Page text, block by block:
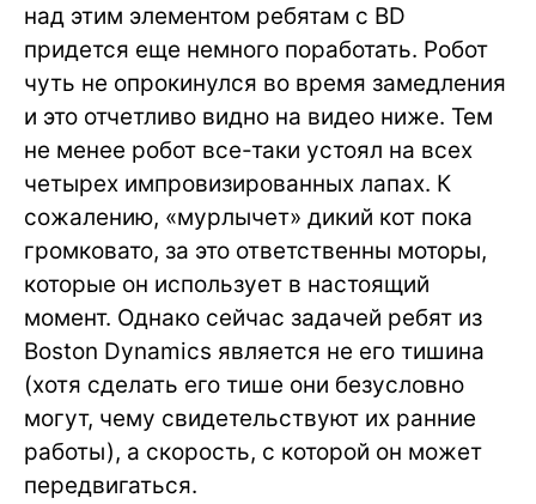
над этим элементом ребятам с BD
придется еще немного поработать. Робот
чуть не опрокинулся во время замедления
и это отчетливо видно на видео ниже. Тем
не менее робот все-таки устоял на всех
четырех импровизированных лапах. К
сожалению, «мурлычет» дикий кот пока
громковато, за это ответственны моторы,
которые он использует в настоящий
момент. Однако сейчас задачей ребят из
Boston Dynamics является не его тишина
(хотя сделать его тише они безусловно
могут, чему свидетельствуют их ранние
работы), а скорость, с которой он может
передвигаться.